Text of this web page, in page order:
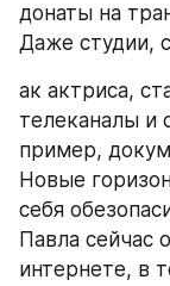
донаты на
Даже студии,
ак актриса,
телеканалы и
пример,
Новые
себя
Павла сейчас
интернете, в